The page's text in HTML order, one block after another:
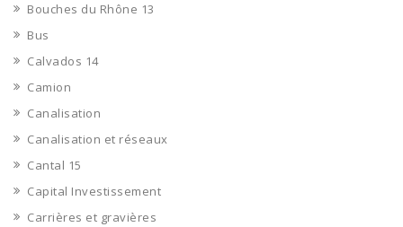
Bouches du Rhône 13
Bus
Calvados 14
Camion
Canalisation
Canalisation et réseaux
Cantal 15
Capital Investissement
Carrières et gravières